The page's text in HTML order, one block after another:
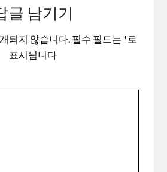
글 남기기
되지 않습니다. 필수 필드는 *로
표시됩니다